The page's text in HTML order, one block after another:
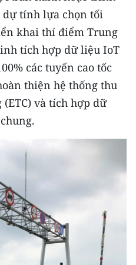
dự tính lựa chọn tối
khai thí điểm Trung
tích hợp dữ liệu IoT
các tuyến cao tốc
thiện hệ thống thu
và tích hợp dữ